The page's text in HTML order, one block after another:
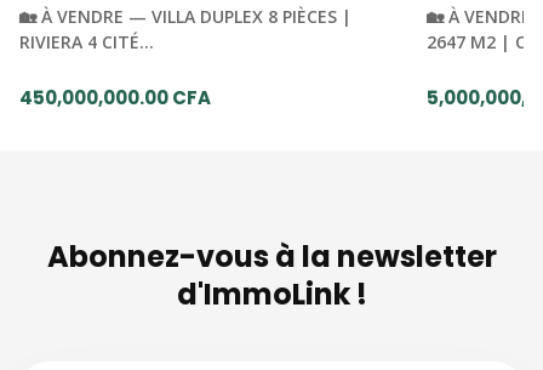
🏡 À VENDRE — VILLA DUPLEX 8 PIÈCES |
RIVIERA 4 CITÉ…
450,000,000.00 CFA
🏡 À VENDRE
2647 M2 |
Abonnez-vous à la newsletter
d'ImmoLink !